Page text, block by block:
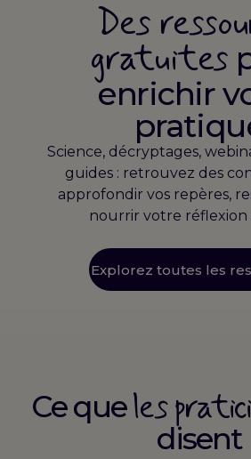
Des
gratuites
enrichir
Science, décryptages,
guides : retrouvez des
approfondir vos repères,
nourrir votre réflexion
Explorez toutes les
Ce queles
disent